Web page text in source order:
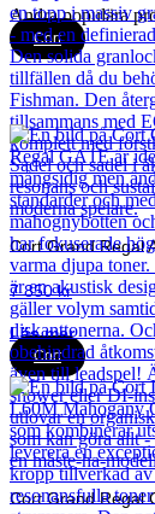
Andra populära
Cort
Cort Grand Regal
7 850kr
Läs mer
Cort
Cort Grand Regal